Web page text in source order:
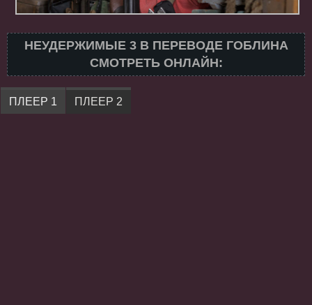
НЕУДЕРЖИМЫЕ 3 В ПЕРЕВОДЕ ГОБЛИНА
СМОТРЕТЬ ОНЛАЙН:
ПЛЕЕР 1 ПЛЕЕР 2